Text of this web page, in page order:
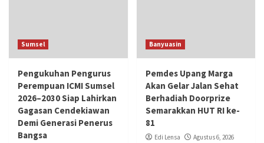
Sumsel
Pengukuhan Pengurus
Perempuan ICMI Sumsel
2026–2030 Siap Lahirkan
Gagasan Cendekiawan
Demi Generasi Penerus
Bangsa
Banyuasin
Pemdes Upang Marga
Akan Gelar Jalan Sehat
Berhadiah Doorprize
Semarakkan HUT RI ke-
81
Edi Lensa Agustus 6, 2026